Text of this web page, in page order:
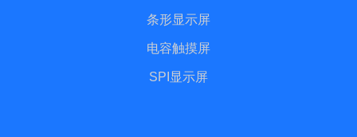
条形显示屏
电容触摸屏
SPI显示屏